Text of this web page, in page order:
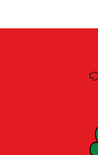
To Serenity